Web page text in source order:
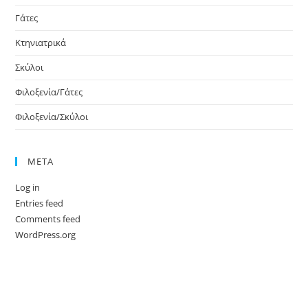
Γάτες
Κτηνιατρικά
Σκύλοι
Φιλοξενία/Γάτες
Φιλοξενία/Σκύλοι
META
Log in
Entries feed
Comments feed
WordPress.org